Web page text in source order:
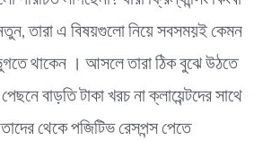
তারা এ বিষয়গুলো নিয়ে সবসময়ই কেমন
থাকেন । আসলে তারা ঠিক বুঝে উঠতে
বাড়তি টাকা খরচ না ক্লায়েন্টদের সাথে
থেকে পজিটিভ রেসপন্স পেতে